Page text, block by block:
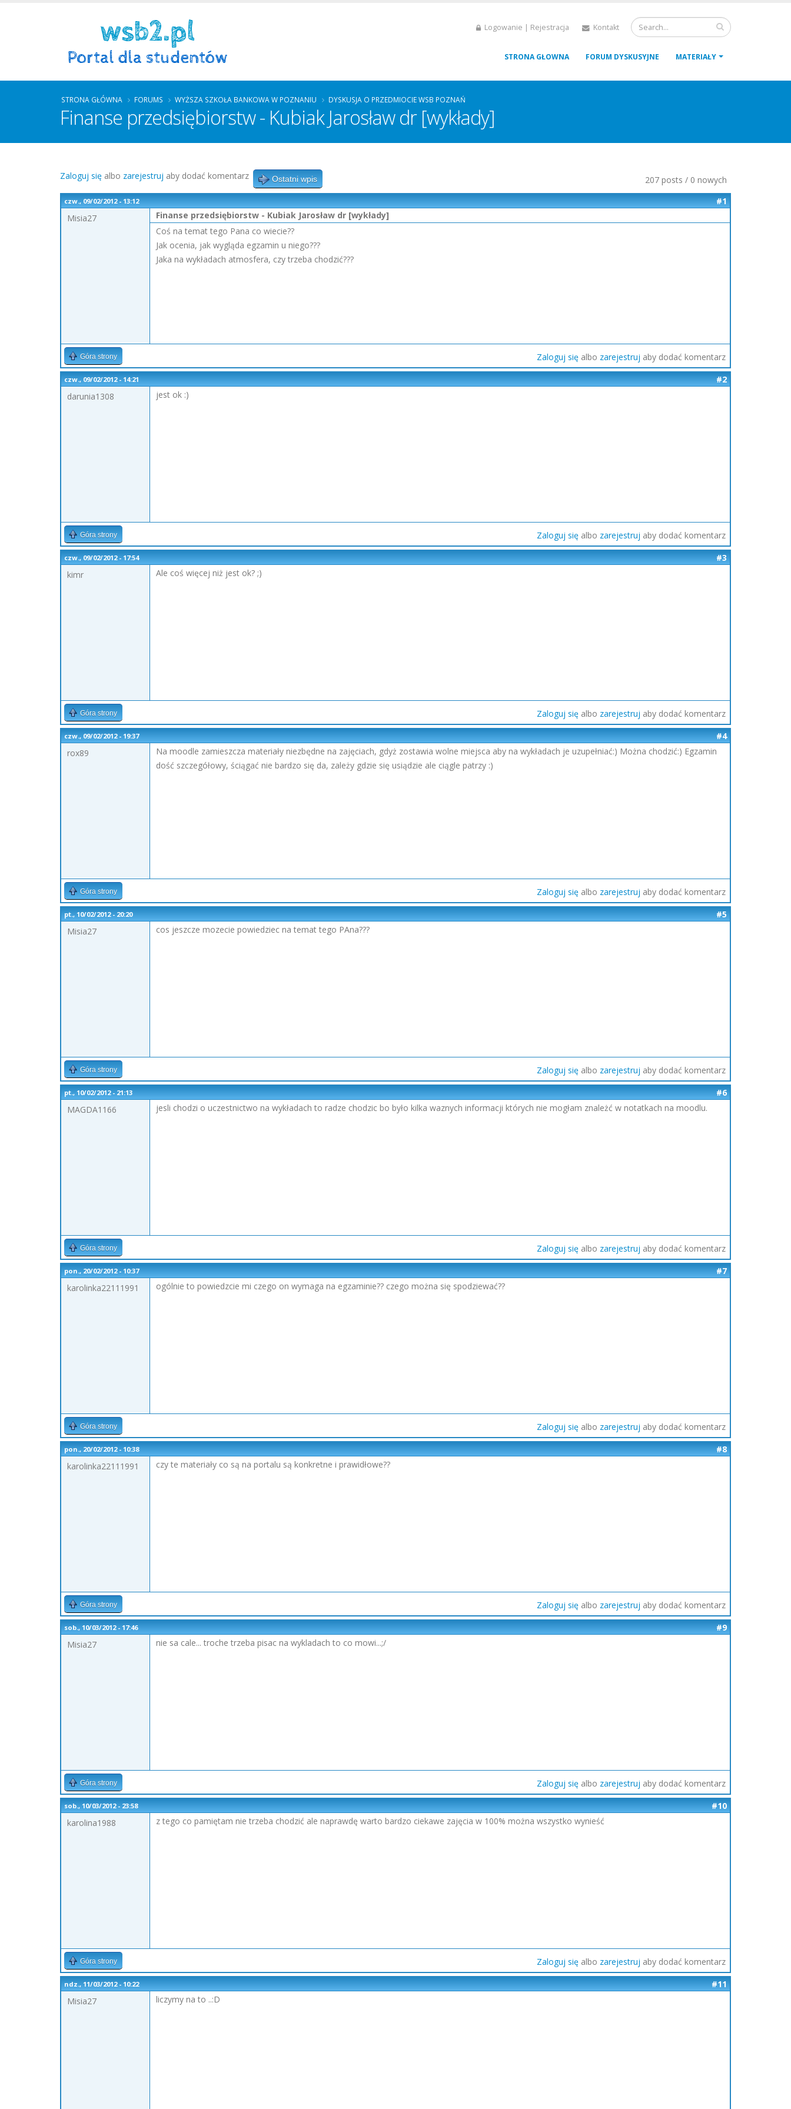
Logowanie | Rejestracja Kontakt
STRONA GŁOWNA FORUM DYSKUSYJNE MATERIAŁY
STRONA GŁÓWNA FORUMS WYŻSZA SZKOŁA BANKOWA W POZNANIU DYSKUSJA O PRZEDMIOCIE WSB POZNAŃ
Finanse przedsiębiorstw - Kubiak Jarosław dr [wykłady]
207 posts / 0 nowych
Zaloguj się albo zarejestruj aby dodać komentarz Ostatni wpis
czw., 09/02/2012 - 13:12
#1
Misia27
Finanse przedsiębiorstw - Kubiak Jarosław dr [wykłady]
Coś na temat tego Pana co wiecie??
Jak ocenia, jak wygląda egzamin u niego???
Jaka na wykładach atmosfera, czy trzeba chodzić???
Góra strony Zaloguj się albo zarejestruj aby dodać komentarz
czw., 09/02/2012 - 14:21
#2
darunia1308
jest ok :)
Góra strony Zaloguj się albo zarejestruj aby dodać komentarz
czw., 09/02/2012 - 17:54
#3
kimr
Ale coś więcej niż jest ok? ;)
Góra strony Zaloguj się albo zarejestruj aby dodać komentarz
czw., 09/02/2012 - 19:37
#4
rox89
Na moodle zamieszcza materiały niezbędne na zajęciach, gdyż zostawia wolne miejsca aby na wykładach je uzupełniać:) Można chodzić:) Egzamin
dość szczegółowy, ściągać nie bardzo się da, zależy gdzie się usiądzie ale ciągle patrzy :)
Góra strony Zaloguj się albo zarejestruj aby dodać komentarz
pt., 10/02/2012 - 20:20
#5
Misia27
cos jeszcze mozecie powiedziec na temat tego PAna???
Góra strony Zaloguj się albo zarejestruj aby dodać komentarz
pt., 10/02/2012 - 21:13
#6
MAGDA1166
jesli chodzi o uczestnictwo na wykładach to radze chodzic bo było kilka waznych informacji których nie mogłam znależć w notatkach na moodlu.
Góra strony Zaloguj się albo zarejestruj aby dodać komentarz
pon., 20/02/2012 - 10:37
#7
karolinka22111991
ogólnie to powiedzcie mi czego on wymaga na egzaminie?? czego można się spodziewać??
Góra strony Zaloguj się albo zarejestruj aby dodać komentarz
pon., 20/02/2012 - 10:38
#8
karolinka22111991
czy te materiały co są na portalu są konkretne i prawidłowe??
Góra strony Zaloguj się albo zarejestruj aby dodać komentarz
sob., 10/03/2012 - 17:46
#9
Misia27
nie sa cale... troche trzeba pisac na wykladach to co mowi...;/
Góra strony Zaloguj się albo zarejestruj aby dodać komentarz
sob., 10/03/2012 - 23:58
#10
karolina1988
z tego co pamiętam nie trzeba chodzić ale naprawdę warto bardzo ciekawe zajęcia w 100% można wszystko wynieść
Góra strony Zaloguj się albo zarejestruj aby dodać komentarz
ndz., 11/03/2012 - 10:22
#11
Misia27
liczymy na to ..:D